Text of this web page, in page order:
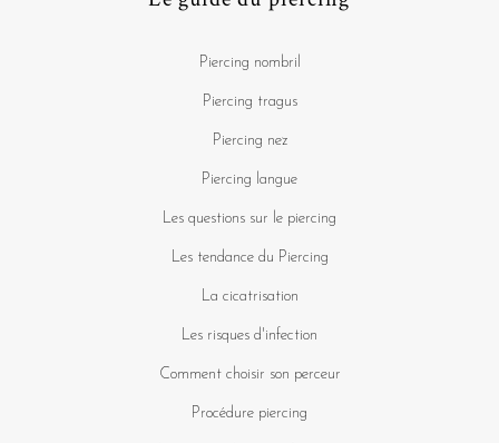
Piercing nombril
Piercing tragus
Piercing nez
Piercing langue
Les questions sur le piercing
Les tendance du Piercing
La cicatrisation
Les risques d'infection
Comment choisir son perceur
Procédure piercing